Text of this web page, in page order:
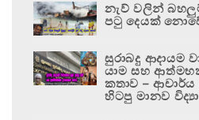
නැව් වලින්
පටු දෙයක්
සුරාබදු ආදායම
යාම සහ
කතාව –
හිටපු මානව